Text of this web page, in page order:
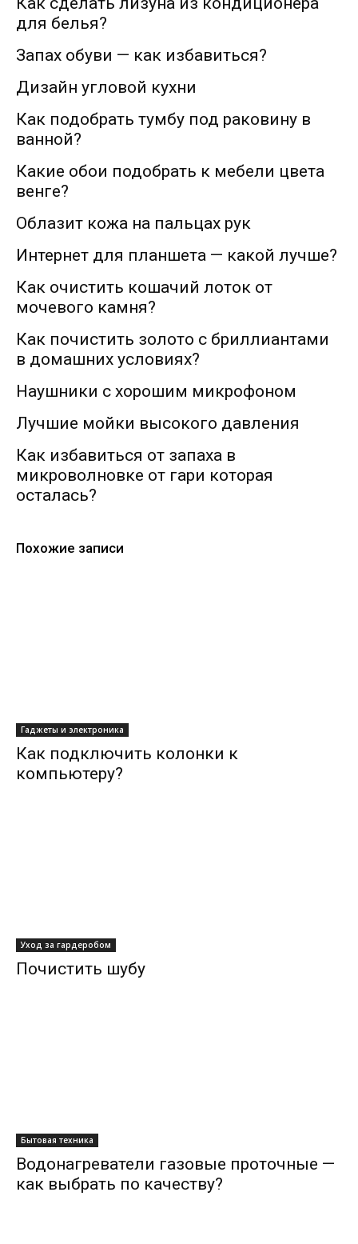
для белья?
Запах обуви — как избавиться?
Дизайн угловой кухни
Как подобрать тумбу под раковину в
ванной?
Какие обои подобрать к мебели цвета
венге?
Облазит кожа на пальцах рук
Интернет для планшета — какой лучше?
Как очистить кошачий лоток от
мочевого камня?
Как почистить золото с бриллиантами
в домашних условиях?
Наушники с хорошим микрофоном
Лучшие мойки высокого давления
Как избавиться от запаха в
микроволновке от гари которая
осталась?
Похожие записи
Гаджеты и электроника
Как подключить колонки к
компьютеру?
Уход за гардеробом
Почистить шубу
Бытовая техника
Водонагреватели газовые проточные —
как выбрать по качеству?